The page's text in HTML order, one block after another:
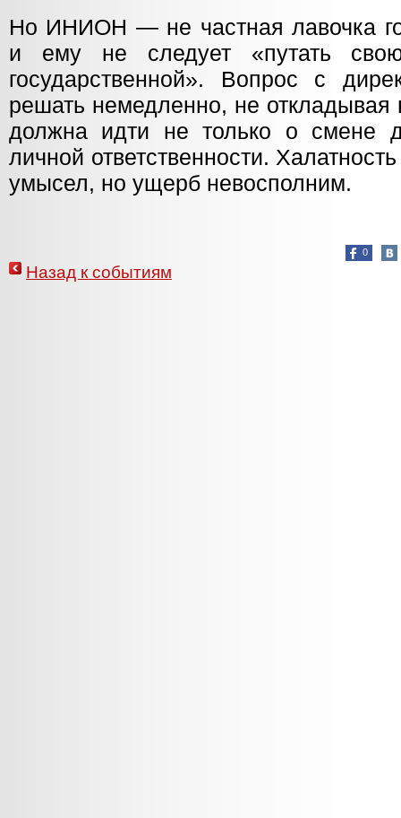
Но ИНИОН — не частная лавочка
и ему не следует «путать
государственной». Вопрос с
решать немедленно, не откладывая
должна идти не только о смене
личной ответственности.
умысел, но ущерб невосполним.
0
Назад к событиям